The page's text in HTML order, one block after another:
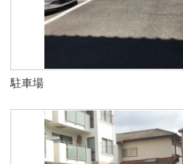
駐車場